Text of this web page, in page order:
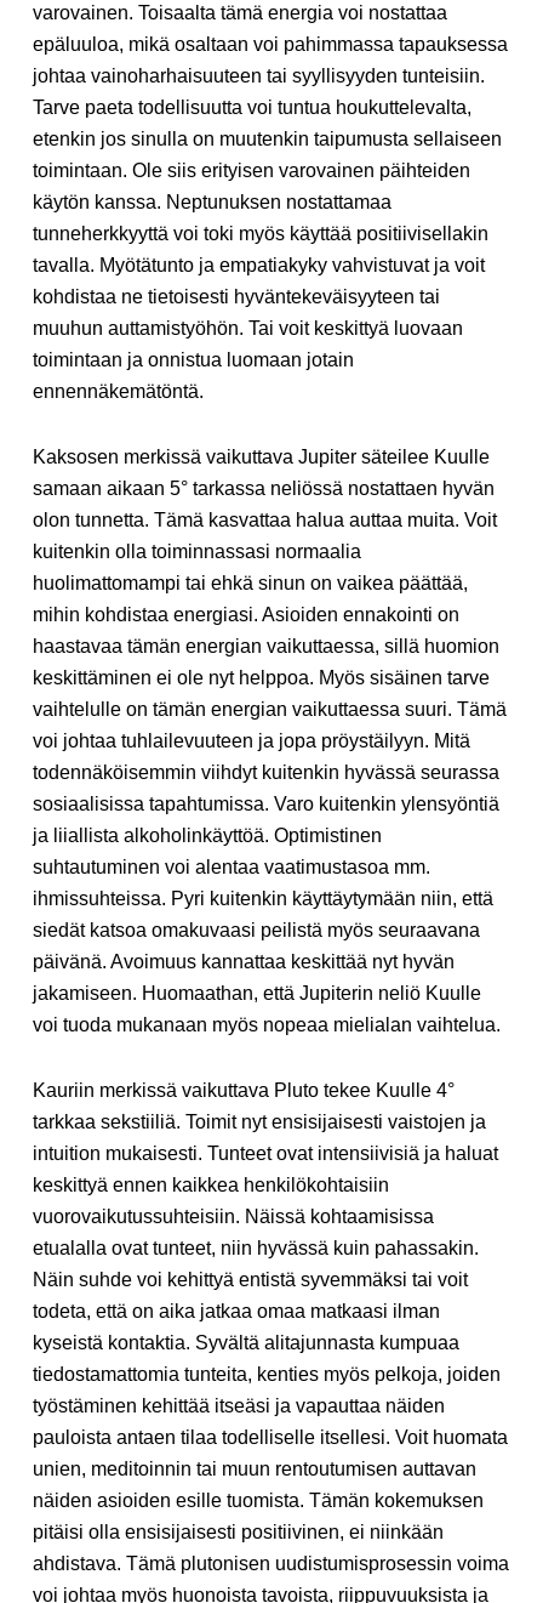
varovainen. Toisaalta tämä energia voi nostattaa
epäluuloa, mikä osaltaan voi pahimmassa tapauksessa
johtaa vainoharhaisuuteen tai syyllisyyden tunteisiin.
Tarve paeta todellisuutta voi tuntua houkuttelevalta,
etenkin jos sinulla on muutenkin taipumusta sellaiseen
toimintaan. Ole siis erityisen varovainen päihteiden
käytön kanssa. Neptunuksen nostattamaa
tunneherkkyyttä voi toki myös käyttää positiivisellakin
tavalla. Myötätunto ja empatiakyky vahvistuvat ja voit
kohdistaa ne tietoisesti hyväntekeväisyyteen tai
muuhun auttamistyöhön. Tai voit keskittyä luovaan
toimintaan ja onnistua luomaan jotain
ennennäkemätöntä.
Kaksosen merkissä vaikuttava Jupiter säteilee Kuulle
samaan aikaan 5° tarkassa neliössä nostattaen hyvän
olon tunnetta. Tämä kasvattaa halua auttaa muita. Voit
kuitenkin olla toiminnassasi normaalia
huolimattomampi tai ehkä sinun on vaikea päättää,
mihin kohdistaa energiasi. Asioiden ennakointi on
haastavaa tämän energian vaikuttaessa, sillä huomion
keskittäminen ei ole nyt helppoa. Myös sisäinen tarve
vaihtelulle on tämän energian vaikuttaessa suuri. Tämä
voi johtaa tuhlailevuuteen ja jopa pröystäilyyn. Mitä
todennäköisemmin viihdyt kuitenkin hyvässä seurassa
sosiaalisissa tapahtumissa. Varo kuitenkin ylensyöntiä
ja liiallista alkoholinkäyttöä. Optimistinen
suhtautuminen voi alentaa vaatimustasoa mm.
ihmissuhteissa. Pyri kuitenkin käyttäytymään niin, että
siedät katsoa omakuvaasi peilistä myös seuraavana
päivänä. Avoimuus kannattaa keskittää nyt hyvän
jakamiseen. Huomaathan, että Jupiterin neliö Kuulle
voi tuoda mukanaan myös nopeaa mielialan vaihtelua.
Kauriin merkissä vaikuttava Pluto tekee Kuulle 4°
tarkkaa sekstiiliä. Toimit nyt ensisijaisesti vaistojen ja
intuition mukaisesti. Tunteet ovat intensiivisiä ja haluat
keskittyä ennen kaikkea henkilökohtaisiin
vuorovaikutussuhteisiin. Näissä kohtaamisissa
etualalla ovat tunteet, niin hyvässä kuin pahassakin.
Näin suhde voi kehittyä entistä syvemmäksi tai voit
todeta, että on aika jatkaa omaa matkaasi ilman
kyseistä kontaktia. Syvältä alitajunnasta kumpuaa
tiedostamattomia tunteita, kenties myös pelkoja, joiden
työstäminen kehittää itseäsi ja vapauttaa näiden
pauloista antaen tilaa todelliselle itsellesi. Voit huomata
unien, meditoinnin tai muun rentoutumisen auttavan
näiden asioiden esille tuomista. Tämän kokemuksen
pitäisi olla ensisijaisesti positiivinen, ei niinkään
ahdistava. Tämä plutonisen uudistumisprosessin voima
voi johtaa myös huonoista tavoista, riippuvuuksista ja